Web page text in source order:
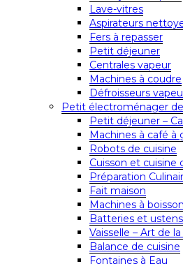
Lave-vitres
Aspirateurs
Fers à repasser
Petit déjeuner
Centrales vapeur
Machines à coudre
Défroisseurs
Petit électroménager
Petit déjeuner –
Machines à café à
Robots de cuisine
Cuisson et cuisine
Préparation
Fait maison
Machines à
Batteries et
Vaisselle – Art de la
Balance de cuisine
Fontaines à Eau